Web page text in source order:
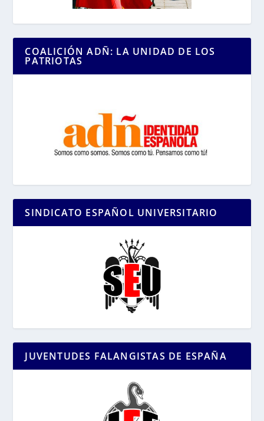
COALICIÓN ADÑ: LA UNIDAD DE LOS
PATRIOTAS
SINDICATO ESPAÑOL UNIVERSITARIO
JUVENTUDES FALANGISTAS DE ESPAÑA